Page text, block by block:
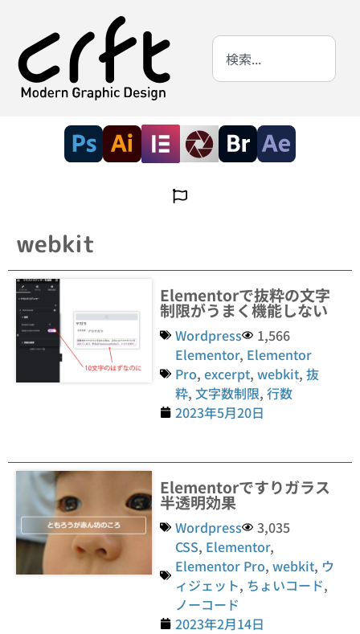
webkit
Elementorで抜粋の文字
制限がうまく機能しない
Wordpress
1,566
Elementor, Elementor
Pro,excerpt,webkit,抜
粋,文字数制限,行数
2023年5月20日
Elementorですりガラス
半透明効果
Wordpress
3,035
CSS, Elementor,
Elementor Pro,webkit, ウ
ィジェット, ちょいコード,
ノーコード
2023年2月14日